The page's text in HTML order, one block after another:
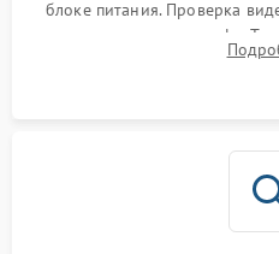
блоке питания. Проверка
помощью осциллографа.
светодиодных планок